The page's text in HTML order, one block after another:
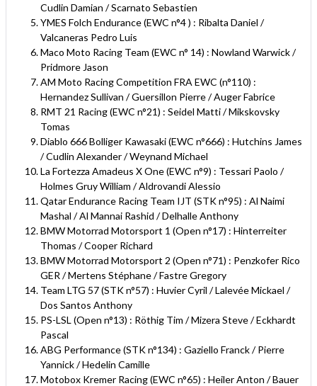
Cudlin Damian / Scarnato Sebastien
YMES Folch Endurance (EWC n°4 ) : Ribalta Daniel /
Valcaneras Pedro Luis
Maco Moto Racing Team (EWC n° 14) : Nowland Warwick /
Pridmore Jason
AM Moto Racing Competition FRA EWC (n°110) :
Hernandez Sullivan / Guersillon Pierre / Auger Fabrice
RMT 21 Racing (EWC n°21) : Seidel Matti / Mikskovsky
Tomas
Diablo 666 Bolliger Kawasaki (EWC n°666) : Hutchins James
/ Cudlin Alexander / Weynand Michael
La Fortezza Amadeus X One (EWC n°9) : Tessari Paolo /
Holmes Gruy William / Aldrovandi Alessio
Qatar Endurance Racing Team IJT (STK n°95) : Al Naimi
Mashal / Al Mannai Rashid / Delhalle Anthony
BMW Motorrad Motorsport 1 (Open n°17) : Hinterreiter
Thomas / Cooper Richard
BMW Motorrad Motorsport 2 (Open n°71) : Penzkofer Rico
GER / Mertens Stéphane / Fastre Gregory
Team LTG 57 (STK n°57) : Huvier Cyril / Lalevée Mickael /
Dos Santos Anthony
PS-LSL (Open n°13) : Röthig Tim / Mizera Steve / Eckhardt
Pascal
ABG Performance (STK n°134) : Gaziello Franck / Pierre
Yannick / Hedelin Camille
Motobox Kremer Racing (EWC n°65) : Heiler Anton / Bauer